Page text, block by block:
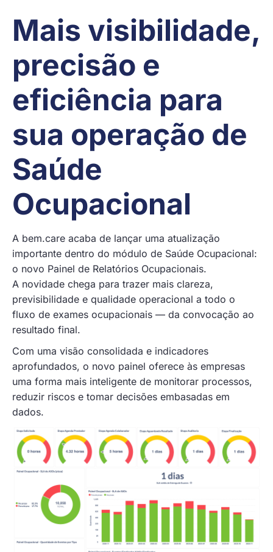
Mais visibilidade,
precisão e
eficiência para
sua operação de
Saúde
Ocupacional
A bem.care acaba de lançar uma atualização
importante dentro do módulo de Saúde Ocupacional:
o novo Painel de Relatórios Ocupacionais.
A novidade chega para trazer mais clareza,
previsibilidade e qualidade operacional a todo o
fluxo de exames ocupacionais — da convocação ao
resultado final.
Com uma visão consolidada e indicadores
aprofundados, o novo painel oferece às empresas
uma forma mais inteligente de monitorar processos,
reduzir riscos e tomar decisões embasadas em
dados.